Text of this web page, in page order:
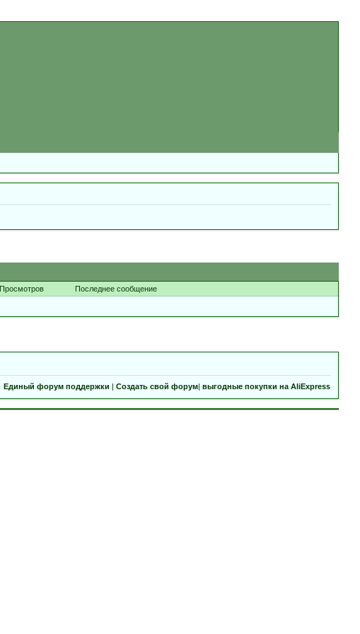
Просмотров Последнее сообщение
Единый форум поддержки Создать свой форум выгодные покупки на AliExpress